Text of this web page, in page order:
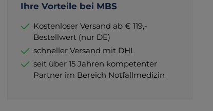
Ihre Vorteile bei MBS
Kostenloser Versand ab € 119,-
Bestellwert (nur DE)
schneller Versand mit DHL
seit über 15 Jahren kompetenter
Partner im Bereich Notfallmedizin